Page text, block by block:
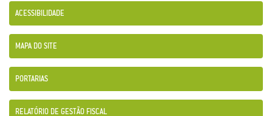
ACESSIBILIDADE
MAPA DO SITE
PORTARIAS
RELATÓRIO DE GESTÃO FISCAL